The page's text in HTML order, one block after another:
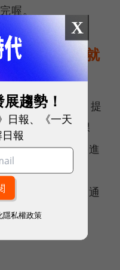
喔。
，上完課程就
for Education 提
，為新手友善課
訊的學員，只需進
題），按下「開
後將進行考試，通
業證書。
X
趨勢！
日報、《一天
報
隱私權政策